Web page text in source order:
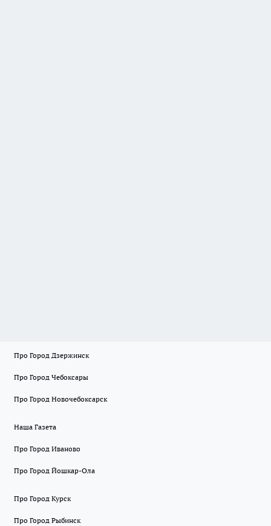
Про Город Дзержинск
Про Город Чебоксары
Про Город Новочебоксарск
Наша Газета
Про Город Иваново
Про Город Йошкар-Ола
Про Город Курск
Про Город Рыбинск